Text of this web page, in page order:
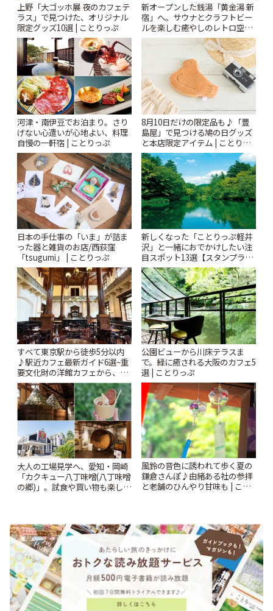
上野「大ゴッホ展 夜のカフェテ
ラス」で見つけた、オリジナル
限定グッズ10選 | ことりっぷ
新オープンした銭湯「黄金湯 新
宿」へ。サウナとクラフトビー
ルを楽しむ癒やしのレトロ空間
| ことりっぷ
河津・南伊豆でお泊まり。さり
げない心遣いが心地よい、料理
自慢の一軒宿 | ことりっぷ
8月10日だけの限定品も♪「豊
島屋」で見つける鳩の日グッズ
と本店限定アイテム | ことりっ
ぷ
日本の手仕事の「いま」が詰ま
った器と雑貨のお店/西荻窪
「tsugumi」 | ことりっぷ
新しくなった「ことりっぷ軽井
沢」と一緒におでかけしたい注
目スポット13選【スタンプラリ
ー開催中】 | ことりっぷ
すべて東京駅から徒歩5分以内
♪駅近カフェ最新ガイド6選~重
要文化財の洋館カフェから、改
札すぐのレトロ喫茶まで~ | こと
りっぷ
公園ビューから川床テラスま
で。緑に癒される大阪のカフェ5
選 | ことりっぷ
大人の工場見学へ、愛知・岡崎
「カクキュー八丁味噌(八丁味噌
の郷)」。試食や買い物も楽しみ
風鈴の音色に誘われて歩く夏の
鎌倉さんぽ♪由緒ある社の参拝
と老舗のひんやり甘味も | こと